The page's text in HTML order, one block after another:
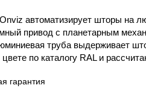
автоматизирует шторы на
привод с планетарным
труба выдерживает
по каталогу RAL и
гарантия